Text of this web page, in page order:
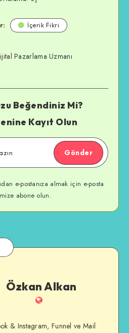
İçerik Fikri
Pazarlama Uzmanı
Beğendiniz Mi?
Kayıt Olun
Gönder
e-postanıza almak için e-posta
abone olun.
Özkan Alkan
İnternet
& Instagram, Funnel ve Mail